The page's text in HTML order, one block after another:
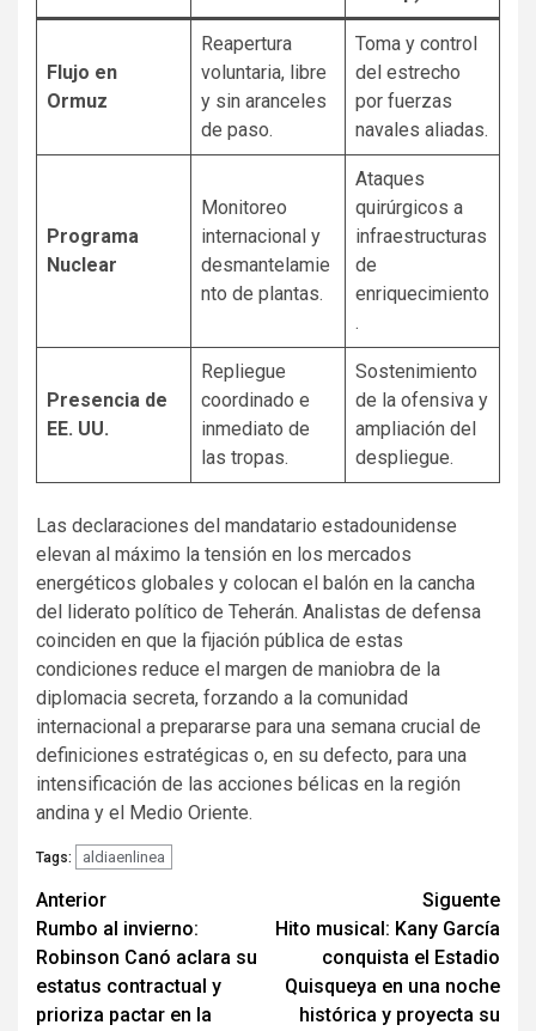
Flujo en
Ormuz
Reapertura
voluntaria, libre
y sin aranceles
de paso.
Toma y control
del estrecho
por fuerzas
navales aliadas.
Programa
Nuclear
Monitoreo
internacional y
desmantelamie
nto de plantas.
Ataques
quirúrgicos a
infraestructuras
de
enriquecimiento
.
Presencia de
EE. UU.
Repliegue
coordinado e
inmediato de
las tropas.
Sostenimiento
de la ofensiva y
ampliación del
despliegue.
Las declaraciones del mandatario estadounidense
elevan al máximo la tensión en los mercados
energéticos globales y colocan el balón en la cancha
del liderato político de Teherán. Analistas de defensa
coinciden en que la fijación pública de estas
condiciones reduce el margen de maniobra de la
diplomacia secreta, forzando a la comunidad
internacional a prepararse para una semana crucial de
definiciones estratégicas o, en su defecto, para una
intensificación de las acciones bélicas en la región
andina y el Medio Oriente.
Tags: aldiaenlinea
Navegación
de
entradas
Anterior
Rumbo al invierno:
Robinson Canó aclara su
estatus contractual y
prioriza pactar en la
Siguente
Hito musical: Kany García
conquista el Estadio
Quisqueya en una noche
histórica y proyecta su